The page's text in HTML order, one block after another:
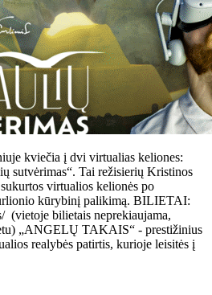
kviečia į dvi virtualias keliones:
sutvėrimas“. Tai režisierių Kristinos
virtualios kelionės po
kūrybinį palikimą. BILIETAI:
(vietoje bilietais neprekiaujama,
„ANGELŲ TAKAIS“ - prestižinius
realybės patirtis, kurioje leisitės į